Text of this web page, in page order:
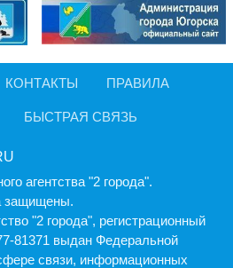
КОНТАКТЫ ПРАВИЛА
БЫСТРАЯ СВЯЗЬ
агентства "2 города".
защищены.
"2 города", регистрационный
выдан Федеральной
связи, информационных